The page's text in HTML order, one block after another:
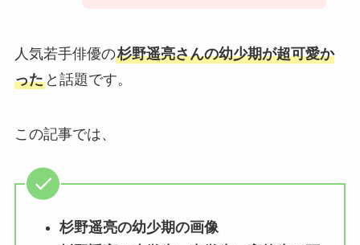
人気若手俳優の杉野遥亮さんの幼少期が超可愛か
ったと話題です。
この記事では、
杉野遥亮の幼少期の画像